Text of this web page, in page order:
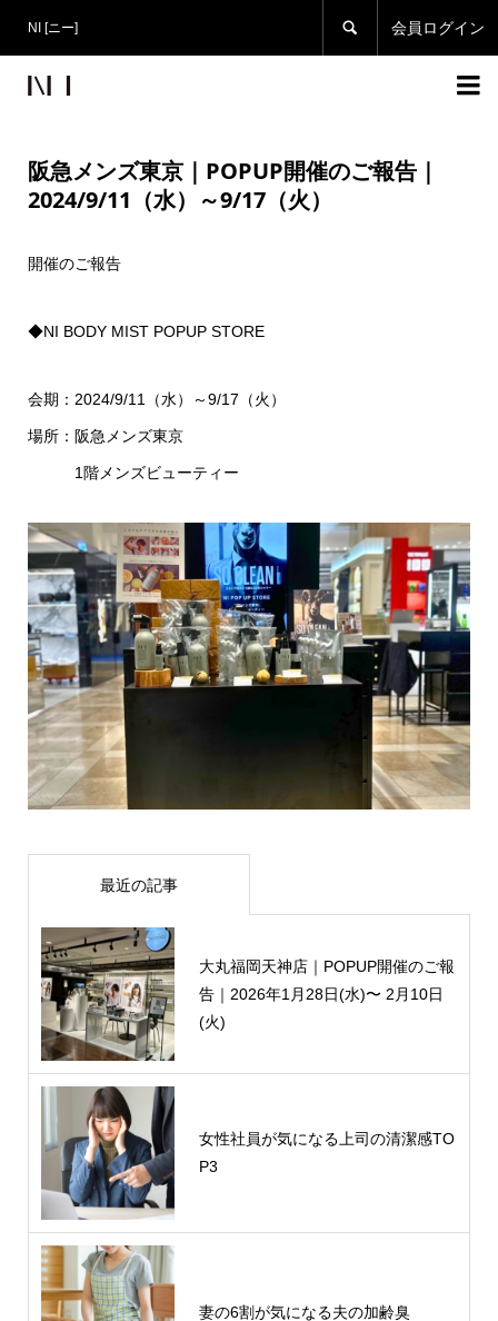
NI [ニー]  会員ログイン

阪急メンズ東京｜POPUP開催のご報告｜
2024/9/11（水）～9/17（火）
開催のご報告
◆NI BODY MIST POPUP STORE
会期：2024/9/11（水）～9/17（火）
場所：阪急メンズ東京
1階メンズビューティー
最近の記事
大丸福岡天神店｜POPUP開催のご報
告｜2026年1月28日(水)〜 2月10日
(火)
女性社員が気になる上司の清潔感TO
P3
妻の6割が気になる夫の加齢臭